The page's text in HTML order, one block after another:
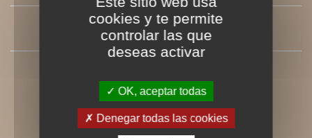
PRESSE
cookies y te permite
controlar las que
deseas activar
OK, aceptar todas
Denegar todas las cookies